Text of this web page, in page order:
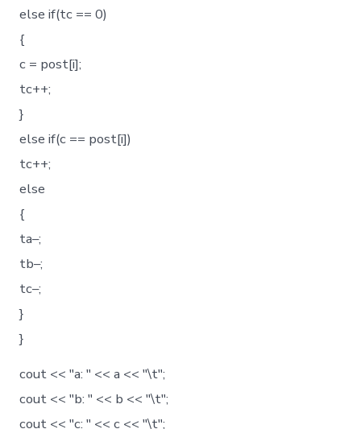
else if(tc == 0)
{
c = post[i];
tc++;
}
else if(c == post[i])
tc++;
else
{
ta–;
tb–;
tc–;
}
}
cout << "a: " << a << "\t";
cout << "b: " << b << "\t";
cout << "c: " << c << "\t";